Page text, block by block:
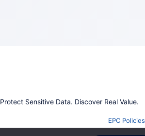
Protect Sensitive Data. Discover Real Value.
EPC Policies